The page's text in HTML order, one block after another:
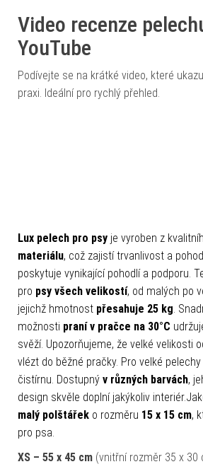
Video recenze
YouTube
Podívejte se na krátké video, které
praxi. Ideální pro rychlý přehled.
Lux pelech pro psy je vyroben z
materiálu, což zajistí trvanlivost a
poskytuje vynikající pohodlí a podporu.
pro psy všech velikostí, od malých po
jejichž hmotnost přesahuje 25 kg.
možnosti praní v pračce na 30°C
svěží. Upozorňujeme, že velké velikosti
vlézt do běžné pračky. Pro velké
čistírnu. Dostupný v různých barvách,
design skvěle doplní jakýkoliv
malý polštářek o rozměru 15 x 15 cm,
pro psa.
XS – 55 x 45 cm (vnitřní rozměr 35 x 30